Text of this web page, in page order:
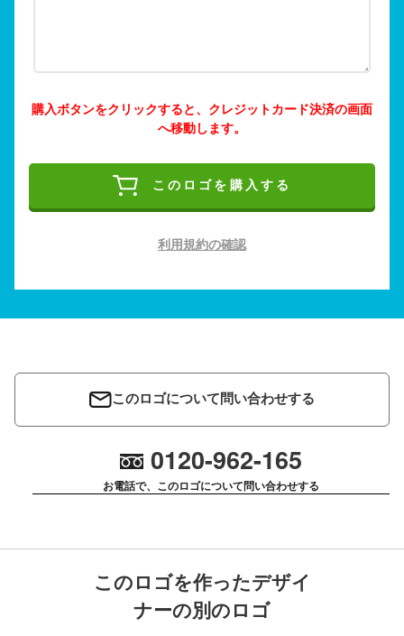
購入ボタンをクリックすると、クレジットカード決済の画面
へ移動します。
このロゴを購入する
利用規約の確認
このロゴについて問い合わせする
0120-962-165
お電話で、このロゴについて問い合わせする
このロゴを作ったデザイ
ナーの別のロゴ